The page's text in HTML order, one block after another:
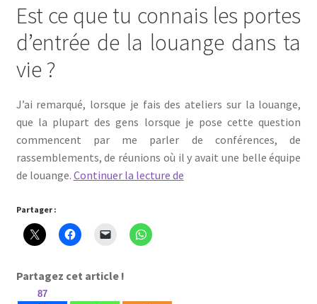
Est ce que tu connais les portes
d’entrée de la louange dans ta
vie ?
J’ai remarqué, lorsque je fais des ateliers sur la louange,
que la plupart des gens lorsque je pose cette question
commencent par me parler de conférences, de
rassemblements, de réunions où il y avait une belle équipe
de louange. Continuer la lecture deLes
Partager :
Partagez cet article !
87